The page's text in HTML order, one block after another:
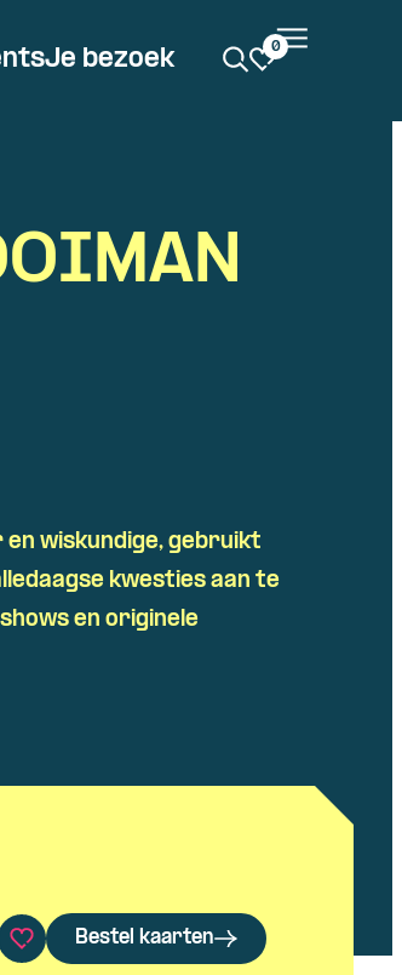
Je bezoek 0
en wiskundige, gebruikt
kwesties aan te
en originele
Bestel kaarten